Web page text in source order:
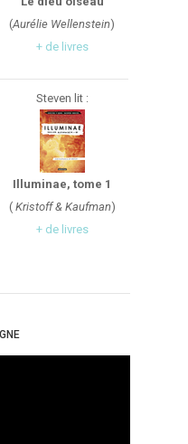
(Aurélie Wellenstein)
+ de livres
Steven lit :
Illuminae, tome 1
(Kristoff & Kaufman)
+ de livres